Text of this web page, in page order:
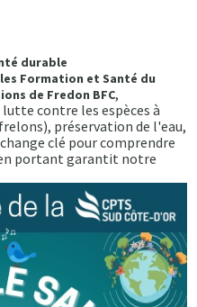
durable
Formation et Santé du
de Fredon BFC,
contre les espèces à
préservation de l'eau,
clé pour comprendre
portant garantit notre